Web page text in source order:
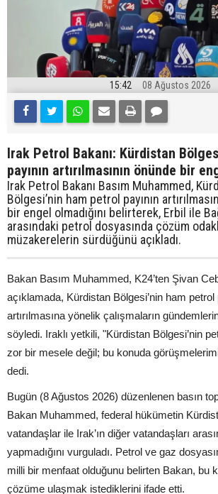
15:42 08 Ağustos 2026
Irak Petrol Bakanı: Kürdistan
payının artırılmasının önünde bir
Irak Petrol Bakanı Basım Muhammed,
Bölgesi’nin ham petrol payının
bir engel olmadığını belirterek, Erbil ile
arasındaki petrol dosyasında çözüm
müzakerelerin sürdüğünü açıkladı.
Bakan Basım Muhammed, K24’ten Şivan
açıklamada, Kürdistan Bölgesi’nin ham petrol
artırılmasına yönelik çalışmaların
söyledi. Iraklı yetkili, "Kürdistan Bölgesi’nin
zor bir mesele değil; bu konuda
dedi.
Bugün (8 Ağustos 2026) düzenlenen basın
Bakan Muhammed, federal hükümetin
vatandaşlar ile Irak’ın diğer vatandaşları
yapmadığını vurguladı. Petrol ve gaz
milli bir menfaat olduğunu belirten Bakan, bu
çözüme ulaşmak istediklerini ifade etti.